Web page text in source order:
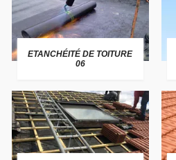
ETANCHÉITÉ DE TOITURE
06